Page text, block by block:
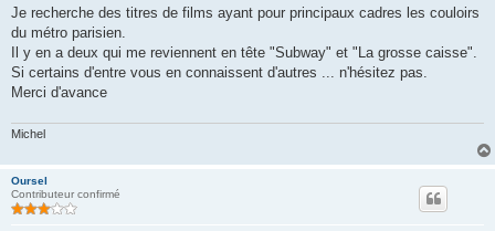
g
Je recherche des titres de films ayant pour principaux cadres les couloirs
du métro parisien.
Il y en a deux qui me reviennent en tête "Subway" et "La grosse caisse".
Si certains d'entre vous en connaissent d'autres ... n'hésitez pas.
Merci d'avance
Michel
Oursel
Contributeur confirmé